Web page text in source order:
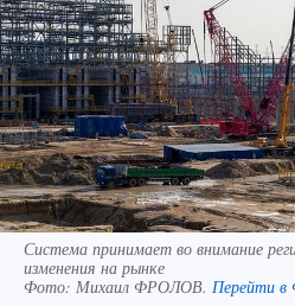
Система принимает во внимание
изменения на рынке
Фото: Михаил ФРОЛОВ. Перейти